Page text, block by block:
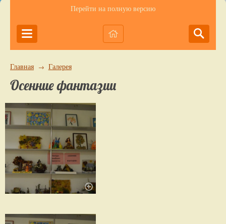
Перейти на полную версию
Главная → Галерея
Осенние фантазии